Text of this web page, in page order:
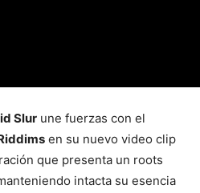
Slur une fuerzas con el
en su nuevo video clip
que presenta un roots
intacta su esencia